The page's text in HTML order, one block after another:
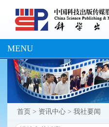
MENU
首页 > 资讯中心 > 我社要闻